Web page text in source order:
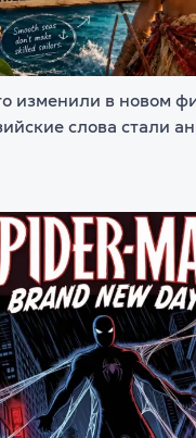
изменили в новом
слова стали